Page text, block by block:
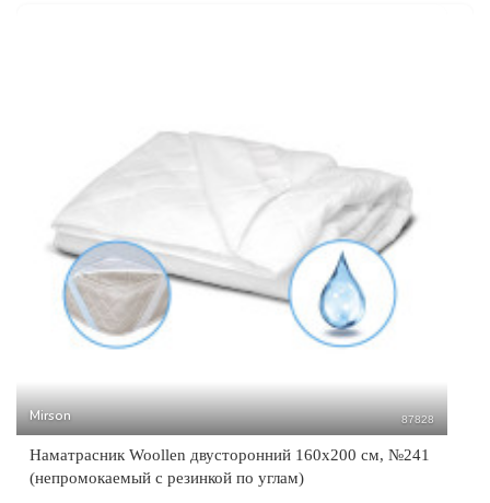
Mirson 87828
Наматрасник Woollen двусторонний 160x200 см, №241
(непромокаемый с резинкой по углам)